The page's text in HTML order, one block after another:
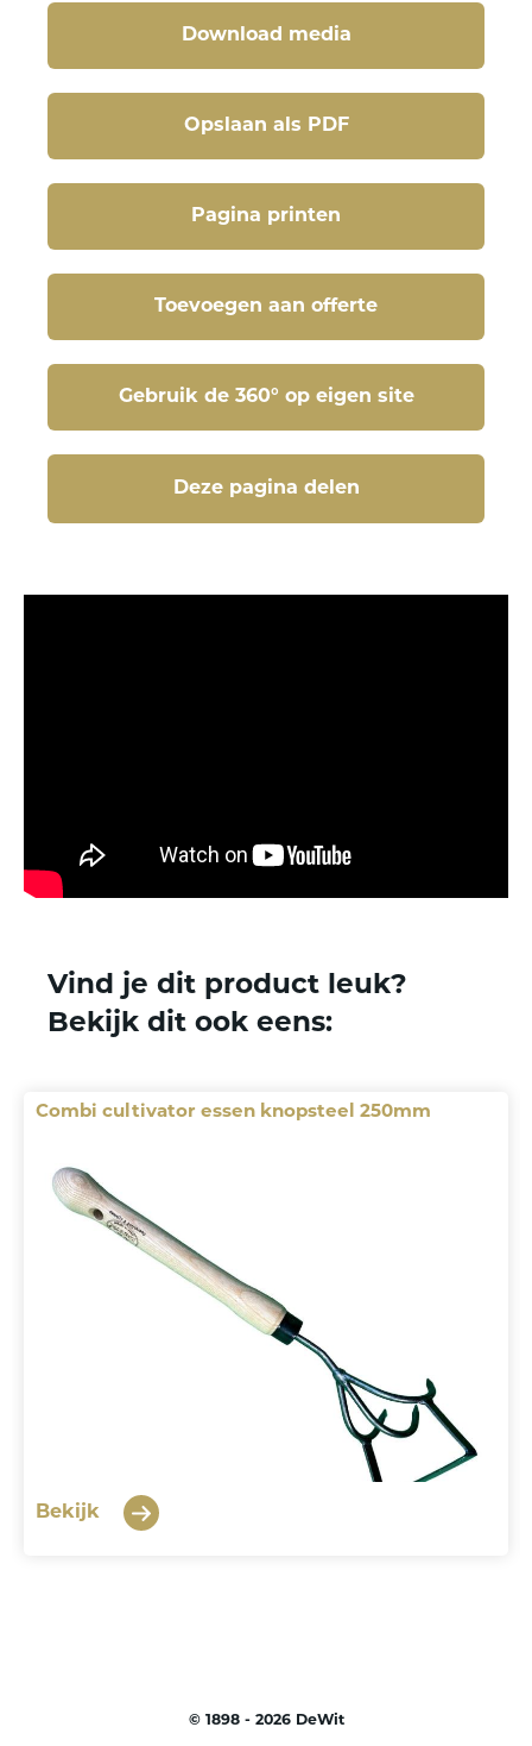
Download media
Opslaan als PDF
Pagina printen
Toevoegen aan offerte
Gebruik de 360° op eigen site
Deze pagina delen
Vind je dit product leuk?
Bekijk dit ook eens:
Combi cultivator essen knopsteel 250mm
Bekijk
© 1898 - 2026 DeWit